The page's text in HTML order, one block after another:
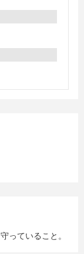
っていること。